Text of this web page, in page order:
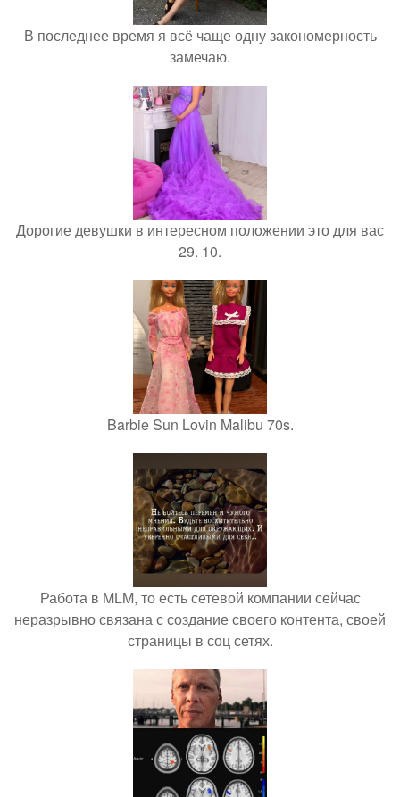
В последнее время я всё чаще одну закономерность
замечаю.
Дорогие девушки в интересном положении это для вас
29. 10.
Barbie Sun Lovin Malibu 70s.
Работа в MLM, то есть сетевой компании сейчас
неразрывно связана с создание своего контента, своей
страницы в соц сетях.